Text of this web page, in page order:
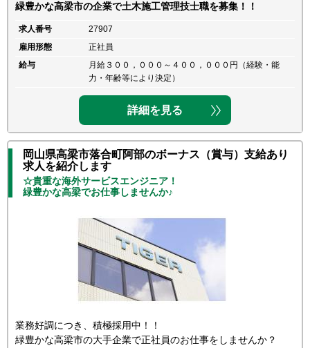
緑豊かな高梁市の企業で土木施工管理技士職を募集！！
求人番号
27907
雇用形態
正社員
給与
月給３００，０００～４００，０００円（経験・能
力・年齢等により決定）
詳細を見る
岡山県高梁市落合町阿部のボーナス（賞与）支給あり
求人を紹介します
☆貴重な海外サービスエンジニア！
緑豊かな高梁でお仕事しませんか♪
業務好調につき、積極採用中！！
緑豊かな高梁市の大手企業で正社員のお仕事をしませんか？